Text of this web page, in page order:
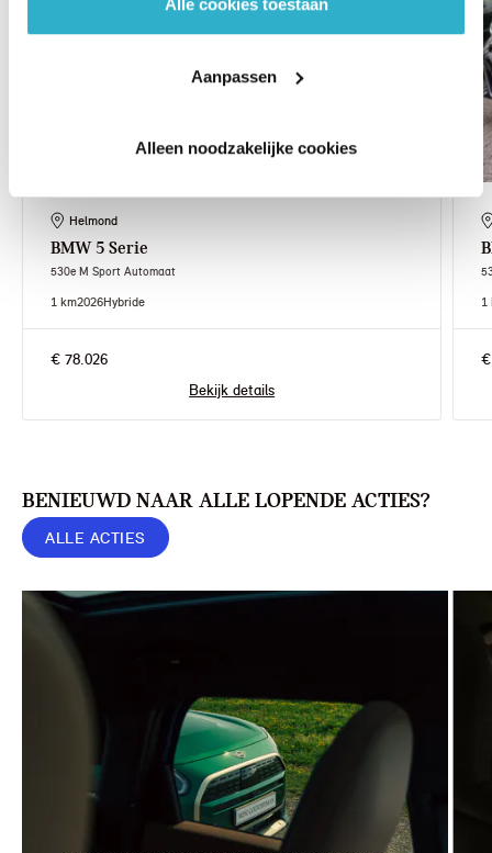
Alle cookies toestaan
Aanpassen
Alleen noodzakelijke cookies
Helmond
BMW 5 Serie
530e M Sport Automaat
1 km2026Hybride
€ 78.026
Bekijk details
1
BENIEUWD NAAR ALLE LOPENDE ACTIES?
ALLE ACTIES